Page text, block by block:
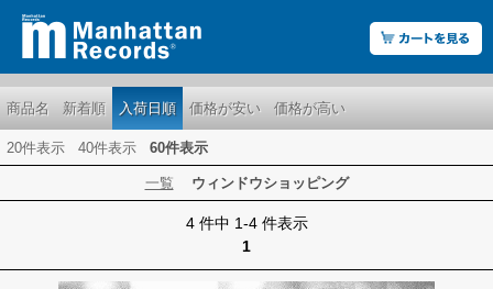
商品名 新着順 入荷日順 価格が安い 価格が高い
20件表示 40件表示 60件表示
一覧 ウィンドウショッピング
4 件中 1-4 件表示
1